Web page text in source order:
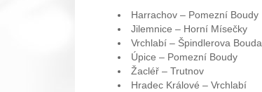
Harrachov – Pomezní Boudy
Jilemnice – Horní Mísečky
Vrchlabí – Špindlerova Bouda
Úpice – Pomezní Boudy
Žacléř – Trutnov
Hradec Králové – Vrchlabí